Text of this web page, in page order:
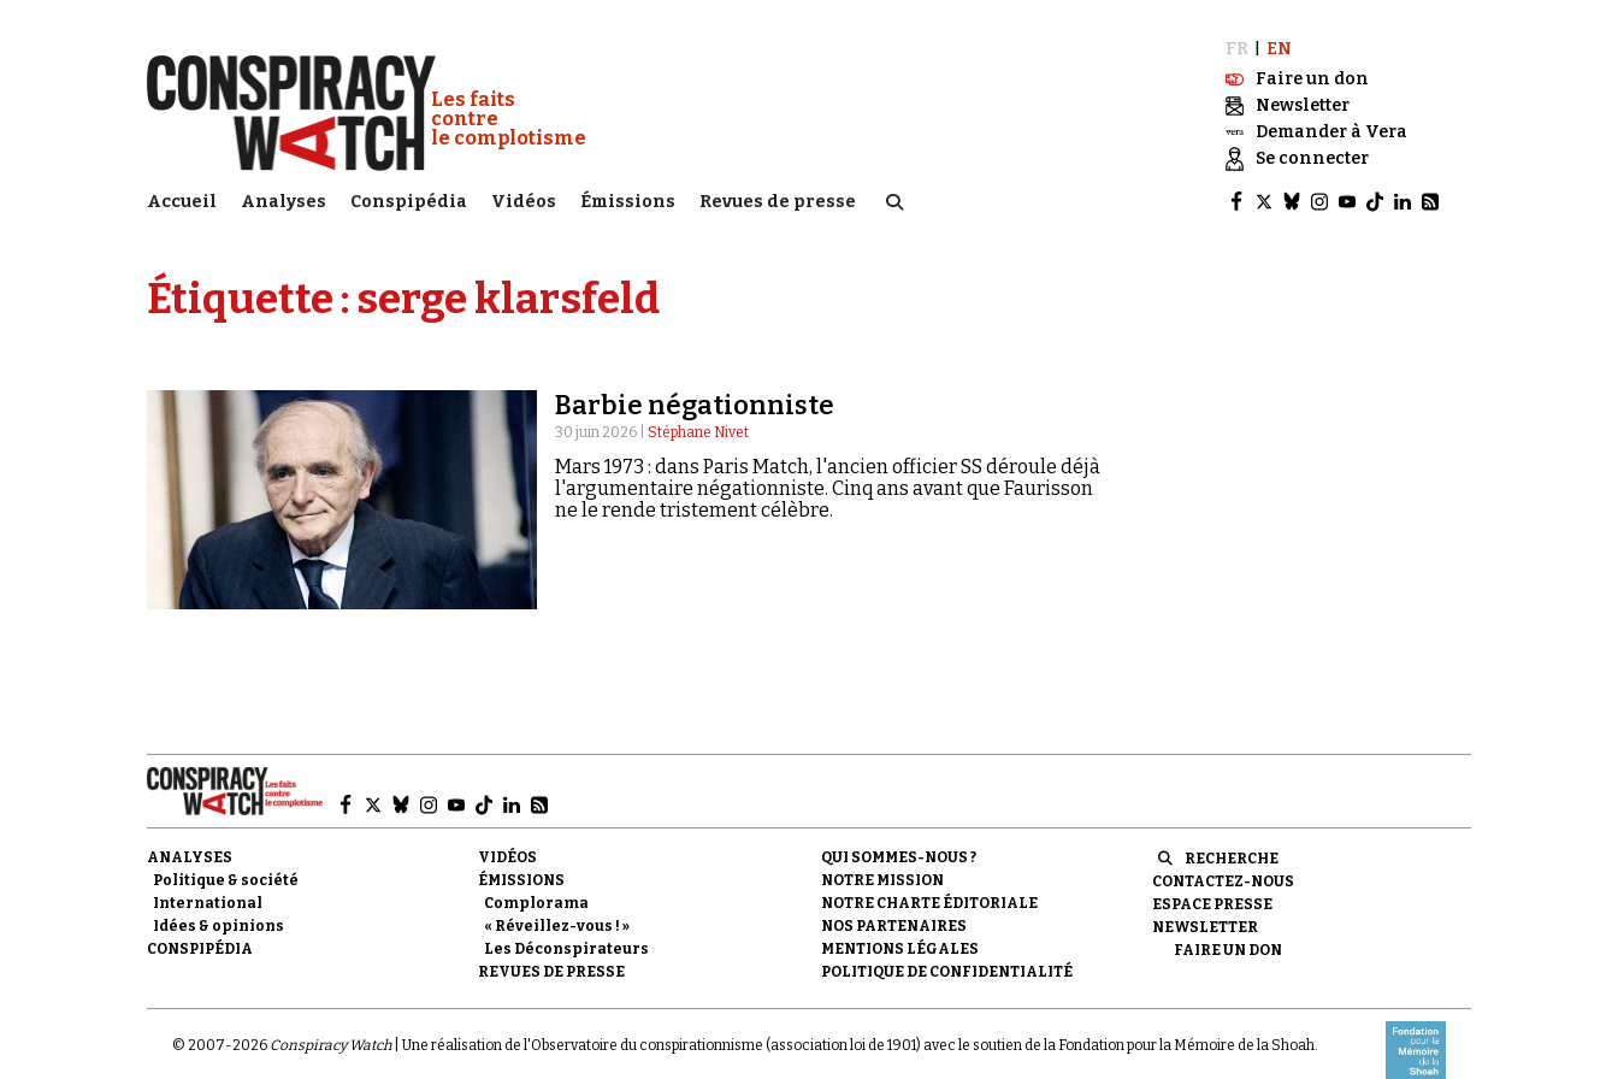
Conspiracy Watch :
Les faits
contre
le complotisme
Accueil Analyses Conspipédia Vidéos Émissions Revues de presse
FR
EN
Faire un don
Newsletter
Demander à Vera
Se connecter
Étiquette : serge klarsfeld
Barbie négationniste
30 juin 2026 | Stéphane Nivet
Mars 1973 : dans Paris Match, l'ancien officier SS déroule déjà
l'argumentaire négationniste. Cinq ans avant que Faurisson
ne le rende tristement célèbre.
ANALYSES
Politique & société
International
Idées & opinions
CONSPIPÉDIA
VIDÉOS
ÉMISSIONS
Complorama
« Réveillez-vous ! »
Les Déconspirateurs
REVUES DE PRESSE
QUI SOMMES-NOUS ?
NOTRE MISSION
NOTRE CHARTE ÉDITORIALE
NOS PARTENAIRES
MENTIONS LÉGALES
POLITIQUE DE CONFIDENTIALITÉ
RECHERCHE
CONTACTEZ-NOUS
ESPACE PRESSE
NEWSLETTER
FAIRE UN DON
© 2007-2026 Conspiracy Watch| Une réalisation de l'Observatoire du conspirationnisme (association loi de 1901) avec le soutien de la Fondation pour la Mémoire de la Shoah.